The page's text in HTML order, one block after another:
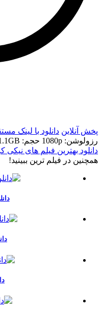
پخش آنلاین دانلود با لينک
رزولوشن: 1080p
حجم: 1.1GB
دانلود بهترین فیلم های نیکی
همچنين در فيلم ترين ببينيد!